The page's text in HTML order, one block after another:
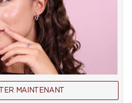
MAINTENANT